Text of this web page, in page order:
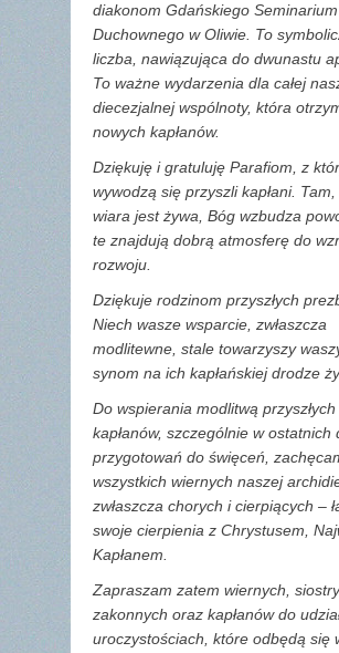
diakonom Gdańskiego Seminarium
Duchownego w Oliwie. To
liczba, nawiązująca do dwunastu
To ważne wydarzenia dla całej
diecezjalnej wspólnoty, która
nowych kapłanów.
Dziękuję i gratuluję Parafiom, z
wywodzą się przyszli kapłani.
wiara jest żywa, Bóg wzbudza
te znajdują dobrą atmosferę do
rozwoju.
Dziękuje rodzinom przyszłych
Niech wasze wsparcie, zwłaszcza
modlitewne, stale towarzyszy
synom na ich kapłańskiej drodze
Do wspierania modlitwą przyszłych
kapłanów, szczególnie w ostatnich
przygotowań do święceń,
wszystkich wiernych naszej
zwłaszcza chorych i cierpiących –
swoje cierpienia z Chrystusem,
Kapłanem.
Zapraszam zatem wiernych,
zakonnych oraz kapłanów do
uroczystościach, które odbędą się